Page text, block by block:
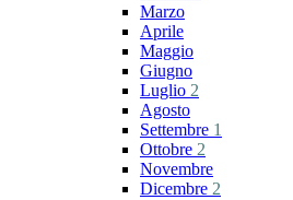
Marzo
Aprile
Maggio
Giugno
Luglio 2
Agosto
Settembre 1
Ottobre 2
Novembre
Dicembre 2